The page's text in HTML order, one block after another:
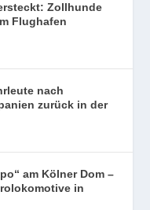
Zollhunde
Flughafen
nach
zurück in der
am Kölner Dom –
in